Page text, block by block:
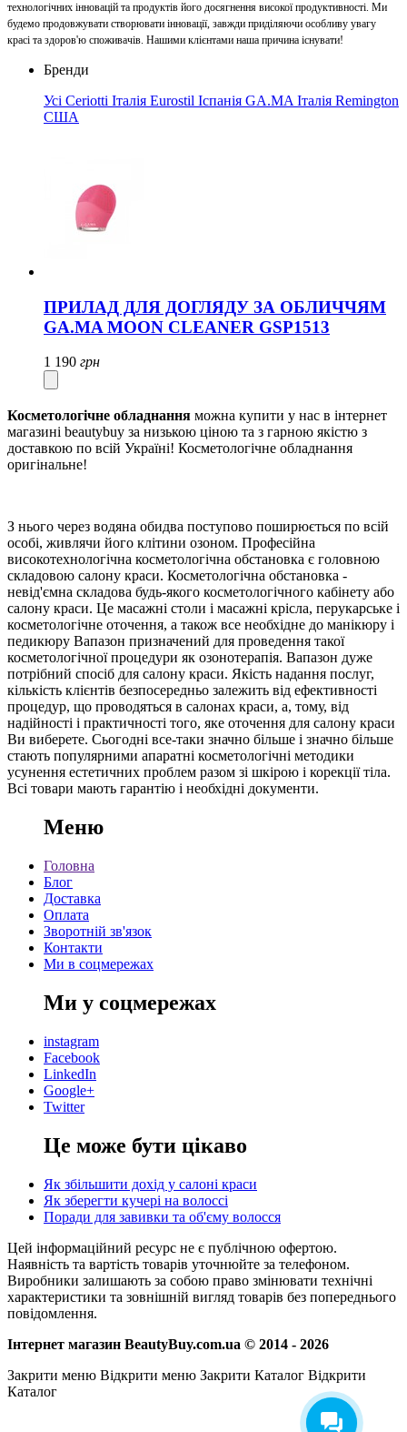
технологічних інновацій та продуктів його досягнення високої продуктивності. Ми
будемо продовжувати створювати інновації, завжди приділяючи особливу увагу
красі та здоров'ю споживачів. Нашими клієнтами наша причина існувати!
Бренди
Усі Ceriotti Італія Eurostil Іспанія GA.MA Італія Remington
США
ПРИЛАД ДЛЯ ДОГЛЯДУ ЗА ОБЛИЧЧЯМ
GA.MA MOON CLEANER GSP1513
1 190 грн
Косметологічне обладнання можна купити у нас в інтернет
магазині beautybuy за низькою ціною та з гарною якістю з
доставкою по всій Україні! Косметологічне обладнання
оригінальне!
З нього через водяна обидва поступово поширюється по всій
особі, живлячи його клітини озоном. Професійна
високотехнологічна косметологічна обстановка є головною
складовою салону краси. Косметологічна обстановка -
невід'ємна складова будь-якого косметологічного кабінету або
салону краси. Це масажні столи і масажні крісла, перукарське і
косметологічне оточення, а також все необхідне до манікюру і
педикюру Вапазон призначений для проведення такої
косметологічної процедури як озонотерапія. Вапазон дуже
потрібний спосіб для салону краси. Якість надання послуг,
кількість клієнтів безпосередньо залежить від ефективності
процедур, що проводяться в салонах краси, а, тому, від
надійності і практичності того, яке оточення для салону краси
Ви виберете. Сьогодні все-таки значно більше і значно більше
стають популярними апаратні косметологічні методики
усунення естетичних проблем разом зі шкірою і корекції тіла.
Всі товари мають гарантію і необхідні документи.
Меню
Головна
Блог
Доставка
Оплата
Зворотній зв'язок
Контакти
Ми в соцмережах
Ми у соцмережах
instagram
Facebook
LinkedIn
Google+
Twitter
Це може бути цікаво
Як збільшити дохід у салоні краси
Як зберегти кучері на волоссі
Поради для завивки та об'єму волосся
Цей інформаційний ресурс не є публічною офертою.
Наявність та вартість товарів уточнюйте за телефоном.
Виробники залишають за собою право змінювати технічні
характеристики та зовнішній вигляд товарів без попереднього
повідомлення.
Інтернет магазин BeautyBuy.com.ua © 2014 - 2026
Закрити меню Відкрити меню Закрити Каталог Відкрити
Каталог